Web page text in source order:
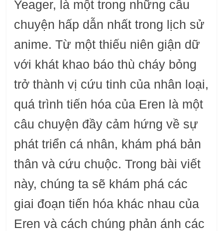
Yeager, là một trong những câu
chuyện hấp dẫn nhất trong lịch sử
anime. Từ một thiếu niên giận dữ
với khát khao báo thù cháy bỏng
trở thành vị cứu tinh của nhân loại,
quá trình tiến hóa của Eren là một
câu chuyện đầy cảm hứng về sự
phát triển cá nhân, khám phá bản
thân và cứu chuộc. Trong bài viết
này, chúng ta sẽ khám phá các
giai đoạn tiến hóa khác nhau của
Eren và cách chúng phản ánh các